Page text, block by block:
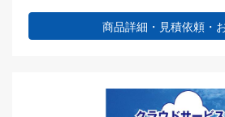
商品詳細・見積依頼・